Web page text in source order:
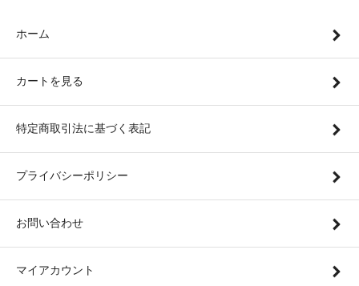
ホーム
カートを見る
特定商取引法に基づく表記
プライバシーポリシー
お問い合わせ
マイアカウント